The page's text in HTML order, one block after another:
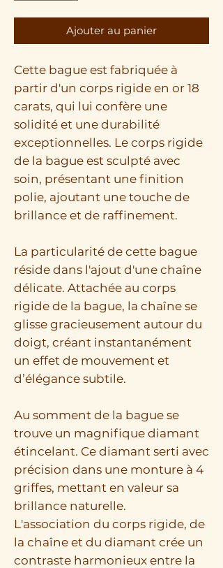
Ajouter au panier
Cette bague est fabriquée à
partir d'un corps rigide en or 18
carats, qui lui confère une
solidité et une durabilité
exceptionnelles. Le corps rigide
de la bague est sculpté avec
soin, présentant une finition
polie, ajoutant une touche de
brillance et de raffinement.
La particularité de cette bague
réside dans l'ajout d'une chaîne
délicate. Attachée au corps
rigide de la bague, la chaîne se
glisse gracieusement autour du
doigt, créant instantanément
un effet de mouvement et
d’élégance subtile.
Au somment de la bague se
trouve un magnifique diamant
étincelant. Ce diamant serti avec
précision dans une monture à 4
griffes, mettant en valeur sa
brillance naturelle.
L'association du corps rigide, de
la chaîne et du diamant crée un
contraste harmonieux entre la